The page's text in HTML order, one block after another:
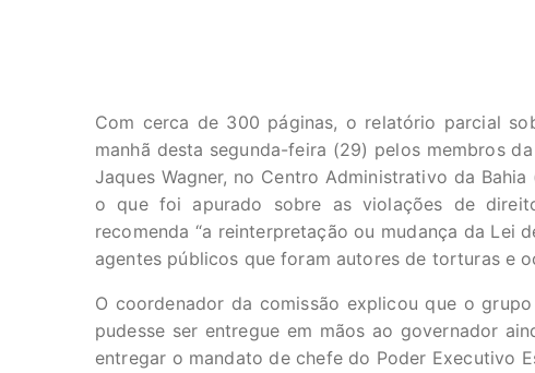
Com cerca de 300 páginas, o relatório parcial
manhã desta segunda-feira (29) pelos membros
Jaques Wagner, no Centro Administrativo da
o que foi apurado sobre as violações de
recomenda “a reinterpretação ou mudança da Lei
agentes públicos que foram autores de torturas e
O coordenador da comissão explicou que o
pudesse ser entregue em mãos ao governador
entregar o mandato de chefe do Poder Executivo